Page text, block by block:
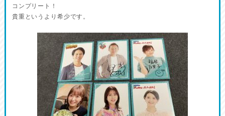
コンプリート！
貴重というより希少です。